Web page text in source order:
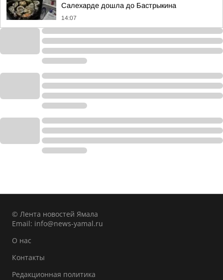
Салехарде дошла до Бастрыкина
14:07
© Лента новостей Ямала
Email: info@news-yamal.ru
О нас
Контакты
Редакционная политика